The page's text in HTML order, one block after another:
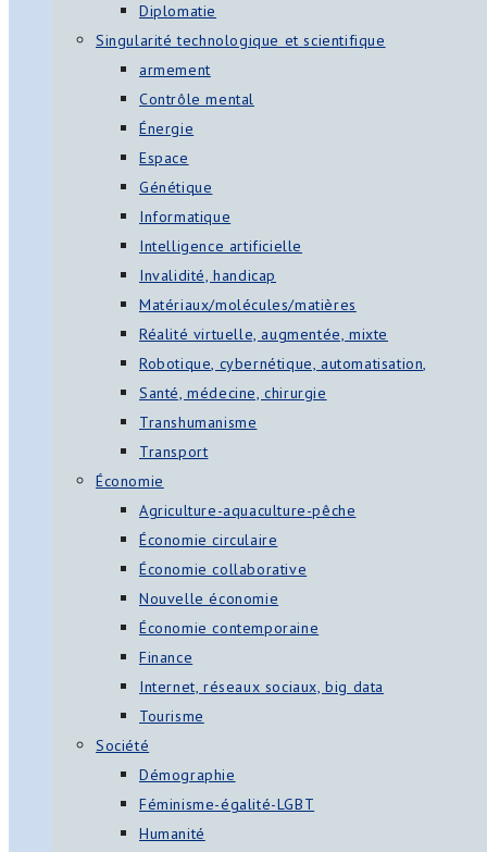
Diplomatie
Singularité technologique et scientifique
armement
Contrôle mental
Énergie
Espace
Génétique
Informatique
Intelligence artificielle
Invalidité, handicap
Matériaux/molécules/matières
Réalité virtuelle, augmentée, mixte
Robotique, cybernétique, automatisation,
Santé, médecine, chirurgie
Transhumanisme
Transport
Économie
Agriculture-aquaculture-pêche
Économie circulaire
Économie collaborative
Nouvelle économie
Économie contemporaine
Finance
Internet, réseaux sociaux, big data
Tourisme
Société
Démographie
Féminisme-égalité-LGBT
Humanité